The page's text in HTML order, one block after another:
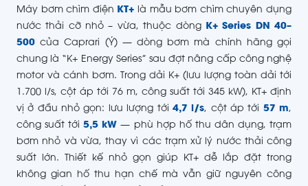
Máy bơm chìm điện KT+ là mẫu bơm chìm chuyên dụng
nước thải cỡ nhỏ – vừa, thuộc dòng K+ Series DN 40–
500 của Caprari (Ý) — dòng bơm mà chính hãng gọi
chung là “K+ Energy Series” sau đợt nâng cấp công nghệ
motor và cánh bơm. Trong dải K+ (lưu lượng toàn dải tới
1.700 l/s, cột áp tới 76 m, công suất tới 345 kW), KT+ định
vị ở đầu nhỏ gọn: lưu lượng tới 4,7 l/s, cột áp tới 57 m,
công suất tới5,5 kW — phù hợp hố thu dân dụng, trạm
bơm nhỏ và vừa, thay vì các trạm xử lý nước thải công
suất lớn. Thiết kế nhỏ gọn giúp KT+ dễ lắp đặt trong
không gian hố thu hạn chế mà vẫn giữ nguyên công